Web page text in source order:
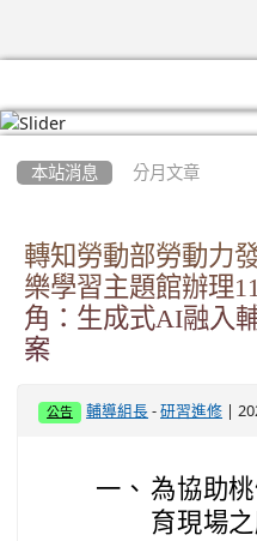
本站消息 分月文章
轉知勞動部勞動力
樂學習主題館辦理
角：生成式AI融入
案
公告 輔導組長 -研習進修 |
一、 為協助
育現場